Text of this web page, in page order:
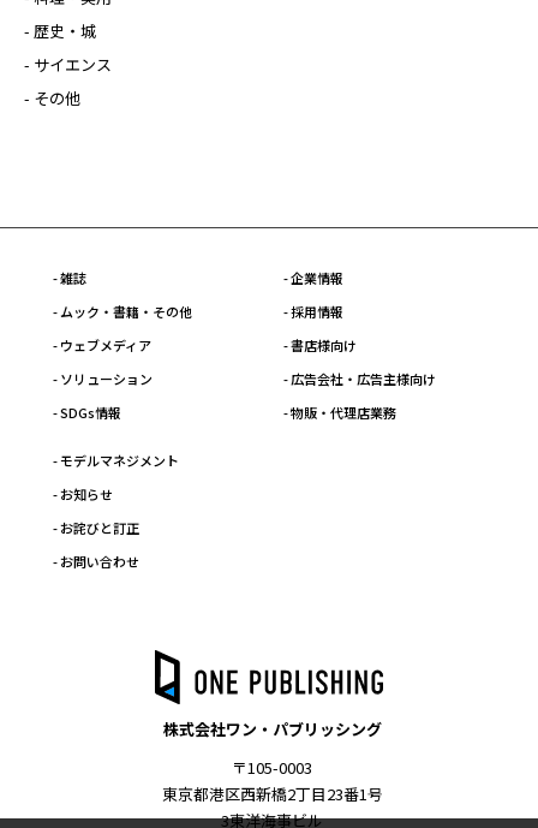
- 歴史・城
- サイエンス
- その他
- 雑誌
- ムック・書籍・その他
- ウェブメディア
- ソリューション
- SDGs情報
- 企業情報
- 採用情報
- 書店様向け
- 広告会社・広告主様向け
- 物販・代理店業務
- モデルマネジメント
- お知らせ
- お詫びと訂正
- お問い合わせ
株式会社ワン・パブリッシング
〒105-0003
東京都港区西新橋2丁目23番1号
3東洋海事ビル